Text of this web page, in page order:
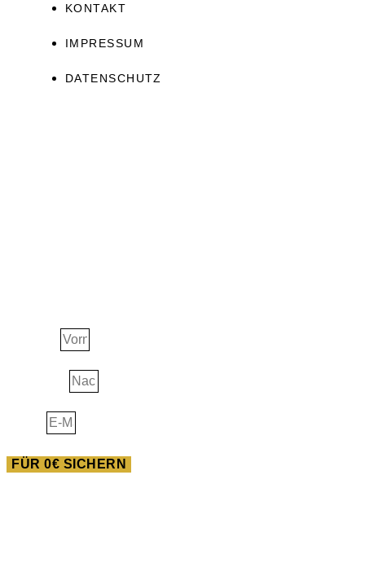
KONTAKT
IMPRESSUM
DATENSCHUTZ
FÜR 0€ SICHERN